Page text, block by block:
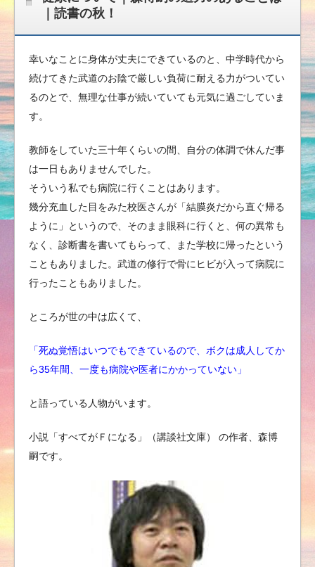
｜読書の秋！
幸いなことに身体が丈夫にできているのと、中学時代から
続けてきた武道のお陰で厳しい負荷に耐える力がついてい
るのとで、無理な仕事が続いていても元気に過ごしていま
す。
教師をしていた三十年くらいの間、自分の体調で休んだ事
は一日もありませんでした。
そういう私でも病院に行くことはあります。
幾分充血した目をみた校医さんが「結膜炎だから直ぐ帰る
ように」というので、そのまま眼科に行くと、何の異常も
なく、診断書を書いてもらって、また学校に帰ったという
こともありました。武道の修行で骨にヒビが入って病院に
行ったこともありました。
ところが世の中は広くて、
「死ぬ覚悟はいつでもできているので、ボクは成人してか
ら35年間、一度も病院や医者にかかっていない」
と語っている人物がいます。
小説「すべてがＦになる」（講談社文庫） の作者、森博
嗣です。